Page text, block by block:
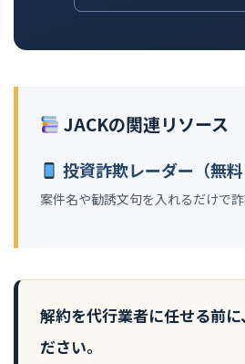
JACKの関連リソース
投資詐欺レーダー（無料
案件名や勧誘文句を入れるだけで
解約を代行業者に任せる前に
ださい。